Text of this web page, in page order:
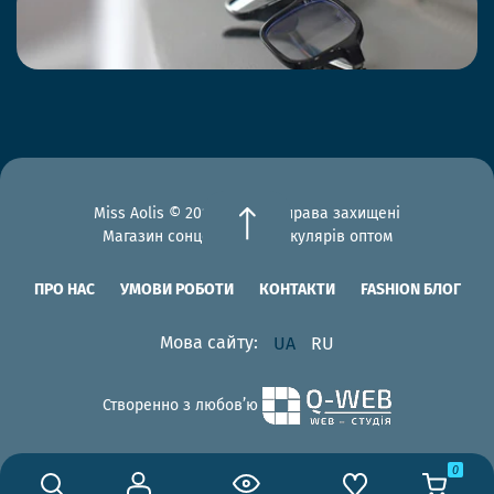
Miss Aolis © 2012-2026 Всі права захищені
Магазин сонцезахисних окулярів оптом
ПРО НАС УМОВИ РОБОТИ КОНТАКТИ FASHION БЛОГ
Мова сайту: UA RU
Створенно з любов’ю
0